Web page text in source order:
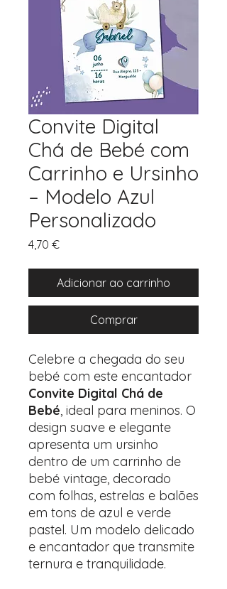
Convite Digital
Chá de Bebé com
Carrinho e Ursinho
– Modelo Azul
Personalizado
4,70 €Preço
Adicionar ao carrinho
Comprar
Celebre a chegada do seu
bebé com este encantador
Convite Digital Chá de
Bebé, ideal para meninos. O
design suave e elegante
apresenta um ursinho
dentro de um carrinho de
bebé vintage, decorado
com folhas, estrelas e balões
em tons de azul e verde
pastel. Um modelo delicado
e encantador que transmite
ternura e tranquilidade.